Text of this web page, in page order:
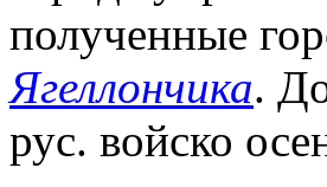
полученные
Ягеллончика.
рус. войско